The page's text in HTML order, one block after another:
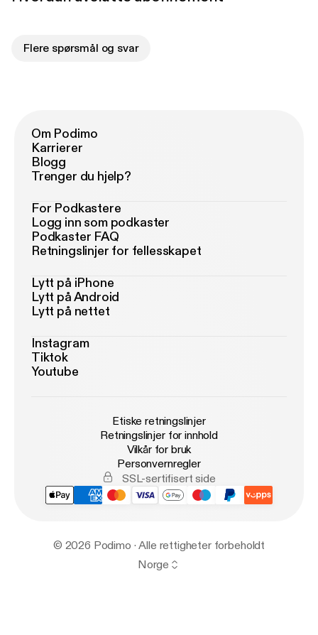
Flere spørsmål og svar
Om Podimo
Karrierer
Blogg
Trenger du hjelp?
For Podkastere
Logg inn som podkaster
Podkaster FAQ
Retningslinjer for fellesskapet
Lytt på iPhone
Lytt på Android
Lytt på nettet
Instagram
Tiktok
Youtube
Etiske retningslinjer
Retningslinjer for innhold
Vilkår for bruk
Personvernregler
SSL-sertifisert side
© 2026 Podimo · Alle rettigheter forbeholdt
Norge